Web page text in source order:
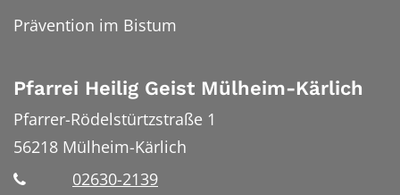
Prävention im Bistum
Pfarrei Heilig Geist Mülheim-Kärlich
Pfarrer-Rödelstürtzstraße 1
56218 Mülheim-Kärlich
02630-2139